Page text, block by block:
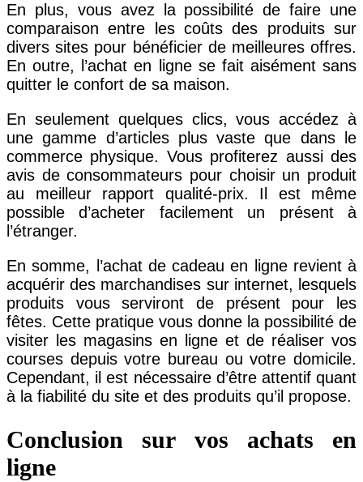
En plus, vous avez la possibilité de faire une
comparaison entre les coûts des produits sur
divers sites pour bénéficier de meilleures offres.
En outre, l’achat en ligne se fait aisément sans
quitter le confort de sa maison.
En seulement quelques clics, vous accédez à
une gamme d’articles plus vaste que dans le
commerce physique. Vous profiterez aussi des
avis de consommateurs pour choisir un produit
au meilleur rapport qualité-prix. Il est même
possible d’acheter facilement un présent à
l’étranger.
En somme, l’achat de cadeau en ligne revient à
acquérir des marchandises sur internet, lesquels
produits vous serviront de présent pour les
fêtes. Cette pratique vous donne la possibilité de
visiter les magasins en ligne et de réaliser vos
courses depuis votre bureau ou votre domicile.
Cependant, il est nécessaire d’être attentif quant
à la fiabilité du site et des produits qu’il propose.
Conclusion sur vos achats en
ligne